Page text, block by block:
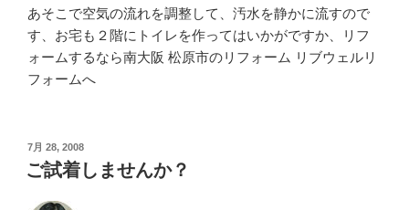
あそこで空気の流れを調整して、汚水を静かに流すので
す、お宅も２階にトイレを作ってはいかがですか、リフ
ォームするなら南大阪 松原市のリフォーム リブウェルリ
フォームへ
投
稿
日:
7月 28, 2008
ご試着しませんか？